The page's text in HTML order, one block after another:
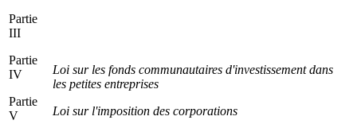
Partie
III
Partie
IV
Partie
V
Loi sur les fonds communautaires d'inves­tissement dans
les petites entreprises
Loi sur l'imposition des corporations